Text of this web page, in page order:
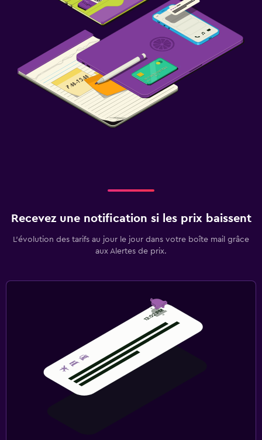
Recevez une notification si les prix baissent
L’évolution des tarifs au jour le jour dans votre boîte mail grâce
aux Alertes de prix.